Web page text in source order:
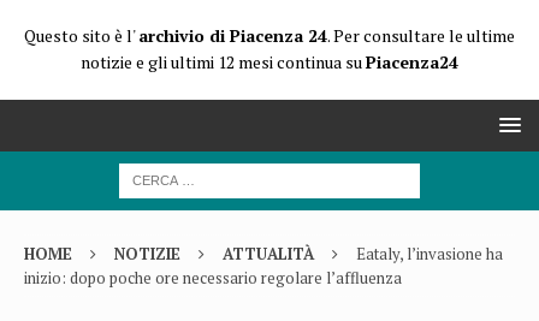
Questo sito è l'archivio di Piacenza 24. Per consultare le ultime
notizie e gli ultimi 12 mesi continua suPiacenza24
HOME NOTIZIE ATTUALITÀ
Eataly, l’invasione ha
inizio: dopo poche ore necessario regolare l’affluenza